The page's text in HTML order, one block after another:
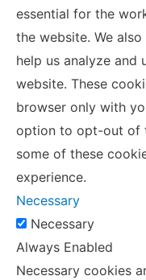
essential for the
the website. We
help us analyze and
website. These
browser only with
option to opt-out of
some of these
experience.
Necessary
Necessary
Always Enabled
Necessary cookies